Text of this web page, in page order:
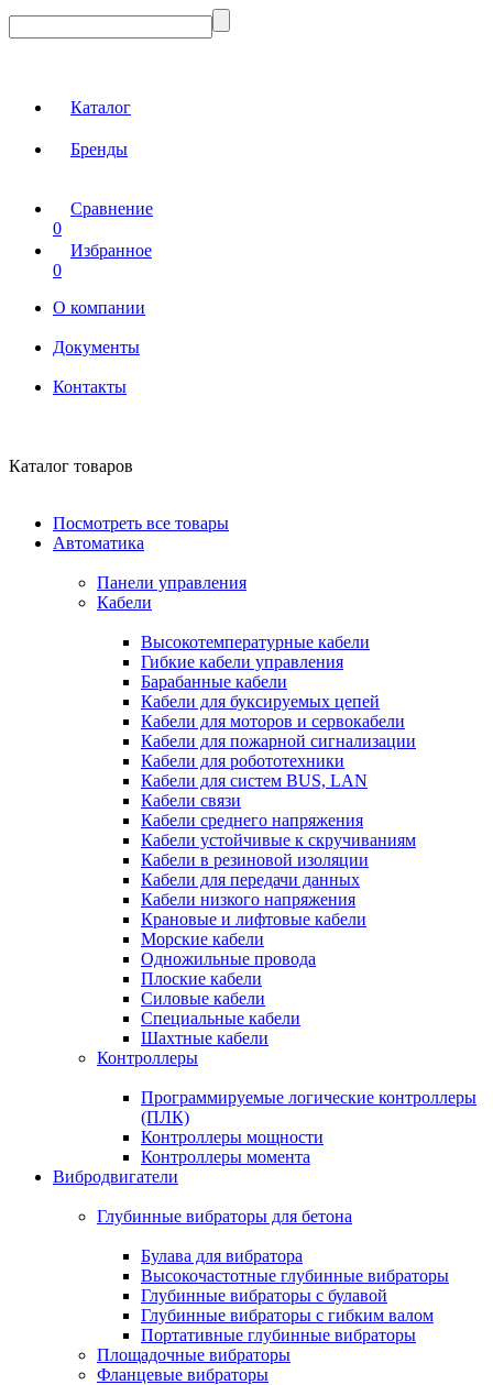
Каталог
Бренды
Сравнение
0
Избранное
0
О компании
Документы
Контакты
Каталог товаров
Посмотреть все товары
Автоматика
Панели управления
Кабели
Высокотемпературные кабели
Гибкие кабели управления
Барабанные кабели
Кабели для буксируемых цепей
Кабели для моторов и сервокабели
Кабели для пожарной сигнализации
Кабели для робототехники
Кабели для систем BUS, LAN
Кабели связи
Кабели среднего напряжения
Кабели устойчивые к скручиваниям
Кабели в резиновой изоляции
Кабели для передачи данных
Кабели низкого напряжения
Крановые и лифтовые кабели
Морские кабели
Одножильные провода
Плоские кабели
Силовые кабели
Специальные кабели
Шахтные кабели
Контроллеры
Программируемые логические контроллеры
(ПЛК)
Контроллеры мощности
Контроллеры момента
Вибродвигатели
Глубинные вибраторы для бетона
Булава для вибратора
Высокочастотные глубинные вибраторы
Глубинные вибраторы с булавой
Глубинные вибраторы с гибким валом
Портативные глубинные вибраторы
Площадочные вибраторы
Фланцевые вибраторы